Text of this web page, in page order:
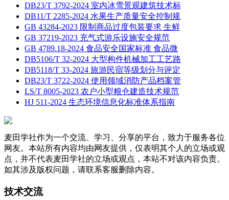
DB23/T 3792-2024 室内冰雪景观建筑技术标
DB11/T 2285-2024 水果生产质量安全控制规
GB 43284-2023 限制商品过度包装要求 生鲜
GB 37219-2023 充气式游乐设施安全规范
GB 4789.18-2024 食品安全国家标准 食品微
DB5106/T 32-2024 大型构件机械加工工艺路
DB5118/T 33-2024 旅游民宿等级划分与评定
DB23/T 3722-2024 使用领域消防产品档案管
LS/T 8005-2023 农户小型粮仓建造技术规范
HJ 511-2024 生态环境信息化标准体系指南
麦田学社作为一个交流、学习、分享的平台，致力于服务各位
网友。本站所有内容均由网友提供，仅表明其个人的立场或观
点，并不代表麦田学社的立场或观点，本站不对该内容负责。
如其涉及版权问题，请联系客服删除内容。
技术交流